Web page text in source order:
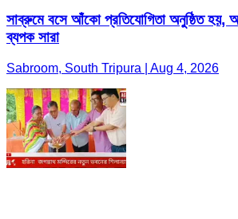
সাব্রুমে বসে আঁকো প্রতিযোগিতা অনুষ্ঠিত হয়,
ব্যপক সারা
Sabroom, South Tripura | Aug 4, 2026